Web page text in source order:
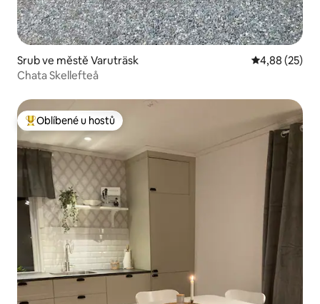
Srub ve městě Varuträsk Průměrné
4,88 (25)
Chata Skellefteå
Nejlepší v kategorii Oblíbené u hostů
Oblíbené u hostů